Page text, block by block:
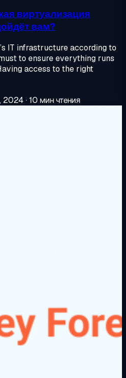
виртуализация
вам?
IT infrastructure according to
to ensure everything runs
access to the right
2024 ·10 мин чтения